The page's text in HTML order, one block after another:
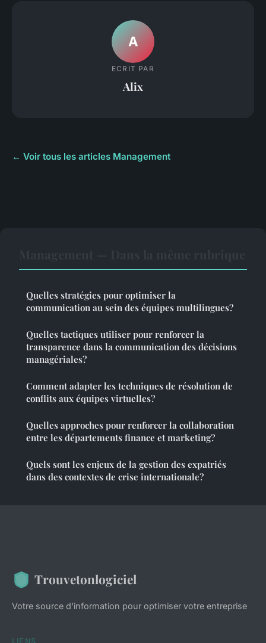
A
ECRIT PAR
Alix
← Voir tous les articles Management
Quelles stratégies pour optimiser la
communication au sein des équipes multilingues?
Quelles tactiques utiliser pour renforcer la
transparence dans la communication des décisions
managériales?
Comment adapter les techniques de résolution de
conflits aux équipes virtuelles?
Quelles approches pour renforcer la collaboration
entre les départements finance et marketing?
Quels sont les enjeux de la gestion des expatriés
dans des contextes de crise internationale?
Trouvetonlogiciel
Votre source d'information pour optimiser votre entreprise
LIENS